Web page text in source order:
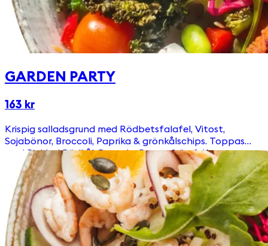
GARDEN PARTY
163 kr
Krispig salladsgrund med Rödbetsfalafel, Vitost,
Sojabönor, Broccoli, Paprika & grönkålschips. Toppas
med Picklad Rödkål, Ruccola, Pumpafrön & Krutonger
Välj till någon av våra goda & egengjorda dressingar!